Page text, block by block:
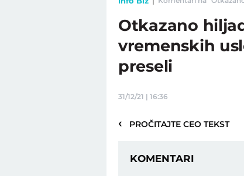
Otkazano
vremenskih
preseli
31/12/21 | 16:36
‹ PROČITAJTE CEO TEKST
KOMENTARI